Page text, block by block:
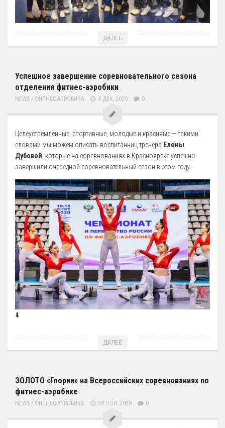
ДАЛЕЕ
Успешное завершение соревновательного сезона
отделения фитнес-аэробики
NEWS / ФИТНЕС-АЭРОБИКА 4 ДЕК, 2020 0
Целеустремлённые, спортивные, молодые и красивые — такими
словами мы можем описать воспитанниц тренера Елены
Дубовой , которые на соревнованиях в Красноярске успешно
завершили очередной соревновательный сезон в этом году.
⬇️
ДАЛЕЕ
ЗОЛОТО «Глории» на Всероссийских соревнованиях по
фитнес-аэробике
NEWS / ФИТНЕС-АЭРОБИКА 30 НОЯ, 2020 0